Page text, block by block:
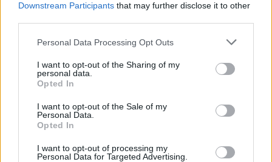
Downstream Participants that may further disclose it to other
Please note that this website/app uses one or more Google
not limited to your visit or usage behaviour. You may click to
grant or deny consent to Google and its third-party tags to
use your data for below specified purposes in below Google
consent section.
Personal Data Processing Opt Outs
I want to opt-out of the Sharing of my
personal data.
Opted In
I want to opt-out of the Sale of my
Personal Data.
Opted In
I want to opt-out of processing my
Personal Data for Targeted Advertising.
Augusztus 11.: Pákh Tibor születése
napja (1924)
presshelsinki•2020. augusztus 11.
„Vitatkozó természetű voltam. A fegyelmezettséget